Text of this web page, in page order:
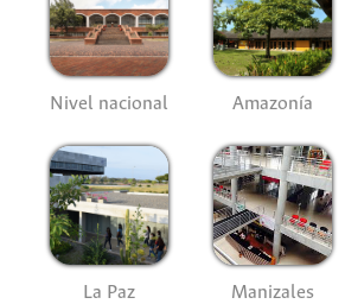
Nivel nacional Amazonía
La Paz Manizales